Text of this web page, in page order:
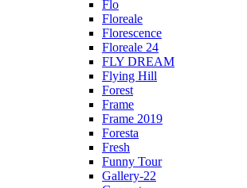
Flo
Floreale
Florescence
Floreale 24
FLY DREAM
Flying Hill
Forest
Frame
Frame 2019
Foresta
Fresh
Funny Tour
Gallery-22